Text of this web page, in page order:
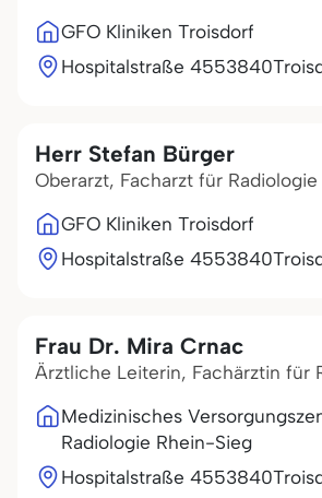
GFO Kliniken Troisdorf
Hospitalstraße 4553840
Herr Stefan Bürger
Oberarzt, Facharzt für Radiologie
GFO Kliniken Troisdorf
Hospitalstraße 4553840
Frau Dr. Mira Crnac
Ärztliche Leiterin, Fachärztin für
Medizinisches
Radiologie Rhein-Sieg
Hospitalstraße 4553840